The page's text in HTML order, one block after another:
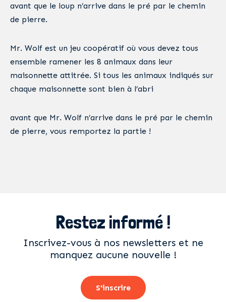
avant que le loup n’arrive dans le pré par le chemin
de pierre.
Mr. Wolf est un jeu coopératif où vous devez tous
ensemble ramener les 8 animaux dans leur
maisonnette attitrée. Si tous les animaux indiqués sur
chaque maisonnette sont bien à l’abri
avant que Mr. Wolf n’arrive dans le pré par le chemin
de pierre, vous remportez la partie !
Restez informé !
Inscrivez-vous à nos newsletters et ne
manquez aucune nouvelle !
S'inscrire